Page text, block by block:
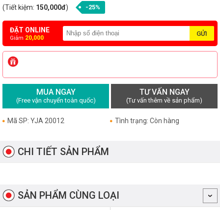
(Tiết kiệm: 150,000đ) -25%
ĐẶT ONLINE
Giảm 20,000
MUA NGAY
(Free vận chuyển toàn quốc)
TƯ VẤN NGAY
(Tư vấn thêm về sản phẩm)
Mã SP: YJA 20012 Tình trạng: Còn hàng
CHI TIẾT SẢN PHẨM
SẢN PHẨM CÙNG LOẠI